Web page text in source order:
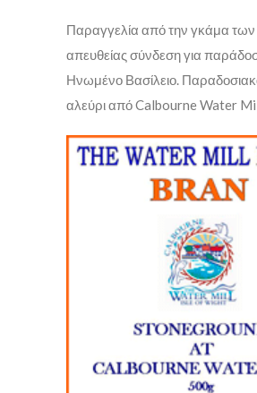
Παραγγελία από την γκάμα
απευθείας σύνδεση για
Ηνωμένο Βασίλειο.
αλεύρι από Calbourne Water